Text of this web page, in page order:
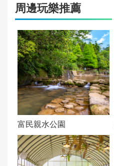
文化資產級別：
非屬文化資產
周邊玩樂推薦
富民親水公園